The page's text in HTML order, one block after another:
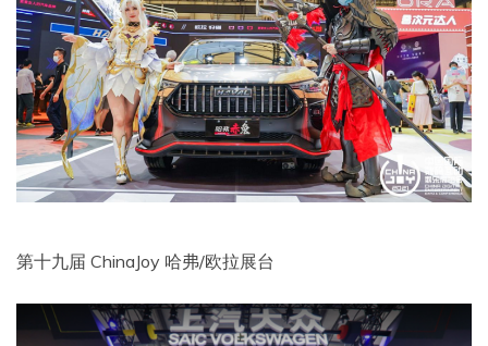
第十九届 ChinaJoy 哈弗/欧拉展台